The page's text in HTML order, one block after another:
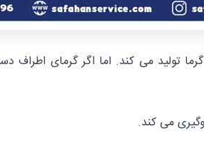
تولید می کند. اما اگر گرمای اطراف
می کند.